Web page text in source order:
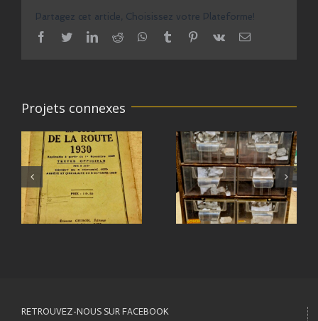
Partagez cet article, Choisissez votre Plateforme!
facebook
twitterlinkedinreddit whatsapptumblr pinterest
vk Email
Projets connexes
RETROUVEZ-NOUS SUR FACEBOOK